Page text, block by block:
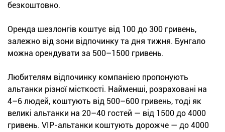
безкоштовно.
Оренда шезлонгів коштує від 100 до 300 гривень,
залежно від зони відпочинку та дня тижня. Бунгало
можна орендувати за 500–1500 гривень.
Любителям відпочинку компанією пропонують
альтанки різної місткості. Найменші, розраховані на
4–6 людей, коштують від 500–600 гривень, тоді як
великі альтанки на 20–40 гостей — від 1500 до 4000
гривень. VIP-альтанки коштують дорожче — до 4000